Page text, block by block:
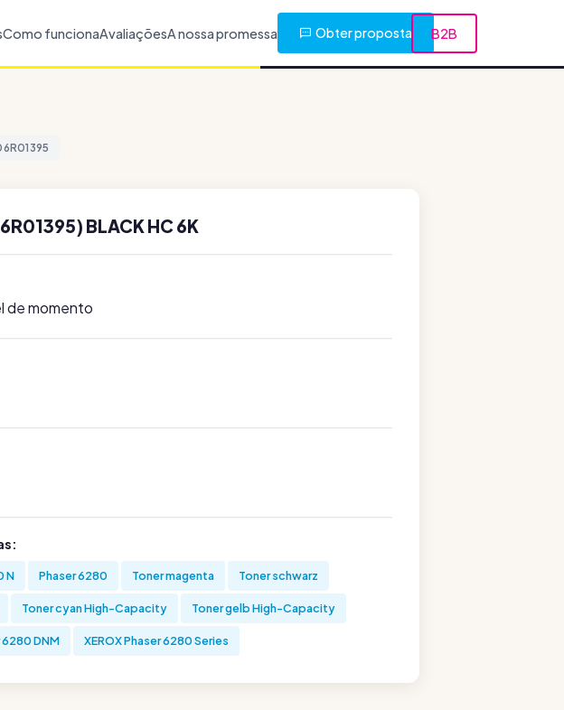
Como funcionaAvaliaçõesA nossa promessa Obter proposta B2B
BLACK HC 6K
de momento
N Phaser 6280 Toner magenta Toner schwarz
Toner cyan High-Capacity Toner gelb High-Capacity
6280 DNM XEROX Phaser 6280 Series